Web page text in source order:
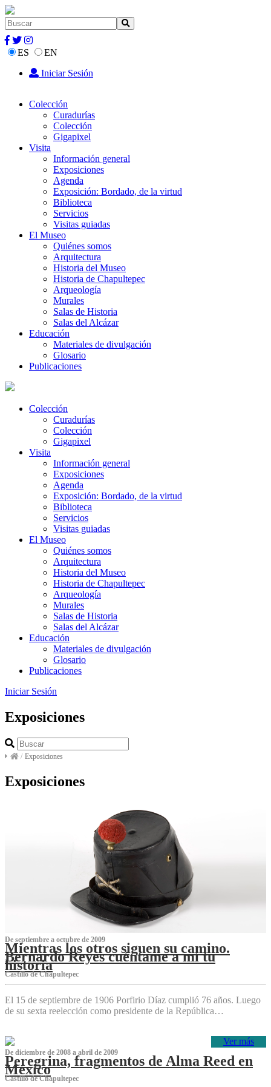
ES
EN
Iniciar Sesión
Colección
Curadurías
Colección
Gigapixel
Visita
Información general
Exposiciones
Agenda
Exposición: Bordado, de la virtud
Biblioteca
Servicios
Visitas guiadas
El Museo
Quiénes somos
Arquitectura
Historia del Museo
Historia de Chapultepec
Arqueología
Murales
Salas de Historia
Salas del Alcázar
Educación
Materiales de divulgación
Glosario
Publicaciones
Colección
Curadurías
Colección
Gigapixel
Visita
Información general
Exposiciones
Agenda
Exposición: Bordado, de la virtud
Biblioteca
Servicios
Visitas guiadas
El Museo
Quiénes somos
Arquitectura
Historia del Museo
Historia de Chapultepec
Arqueología
Murales
Salas de Historia
Salas del Alcázar
Educación
Materiales de divulgación
Glosario
Publicaciones
Iniciar Sesión
Exposiciones
/ Exposiciones
Exposiciones
De septiembre a octubre de 2009
Mientras los otros siguen su camino.
Bernardo Reyes cuéntame a mí tu
historia
Castillo de Chapultepec
El 15 de septiembre de 1906 Porfirio Díaz cumplió 76 años. Luego
de su sexta reelección como presidente de la República…
Ver más
De diciembre de 2008 a abril de 2009
Peregrina, fragmentos de Alma Reed en
México
Castillo de Chapultepec